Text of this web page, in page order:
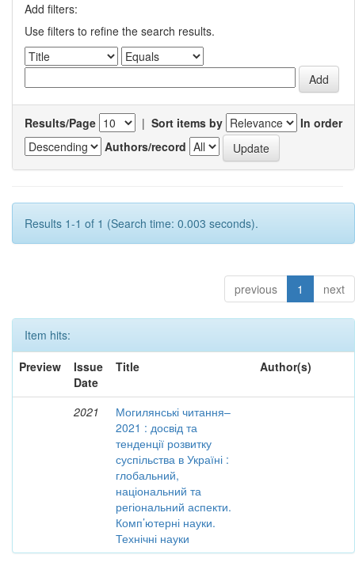
Add filters:
Use filters to refine the search results.
Results/Page | Sort items by
In order
Authors/record
Results 1-1 of 1 (Search time: 0.003 seconds).
previous 1 next
Item hits:
Preview
Issue
Date
Title Author(s)
2021
Могилянські читання–
2021 : досвід та
тенденції розвитку
суспільства в Україні :
глобальний,
національний та
регіональний аспекти.
Комп’ютерні науки.
Технічні науки